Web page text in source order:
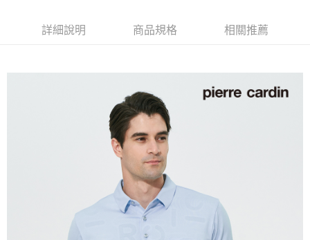
每筆NT$60，滿NT$1,200(含以上)免運費
每筆NT$60，滿NT$1,200(含以上)免運費
每筆NT$80，滿NT$1,200(含以上)免運費
詳細說明 商品規格 相關推薦